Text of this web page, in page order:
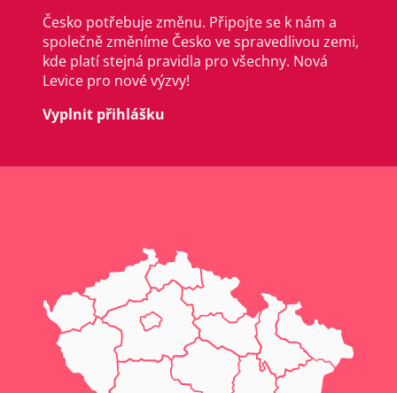
Česko potřebuje změnu. Připojte se k nám a
společně změníme Česko ve spravedlivou zemi,
kde platí stejná pravidla pro všechny. Nová
Levice pro nové výzvy!
Vyplnit přihlášku